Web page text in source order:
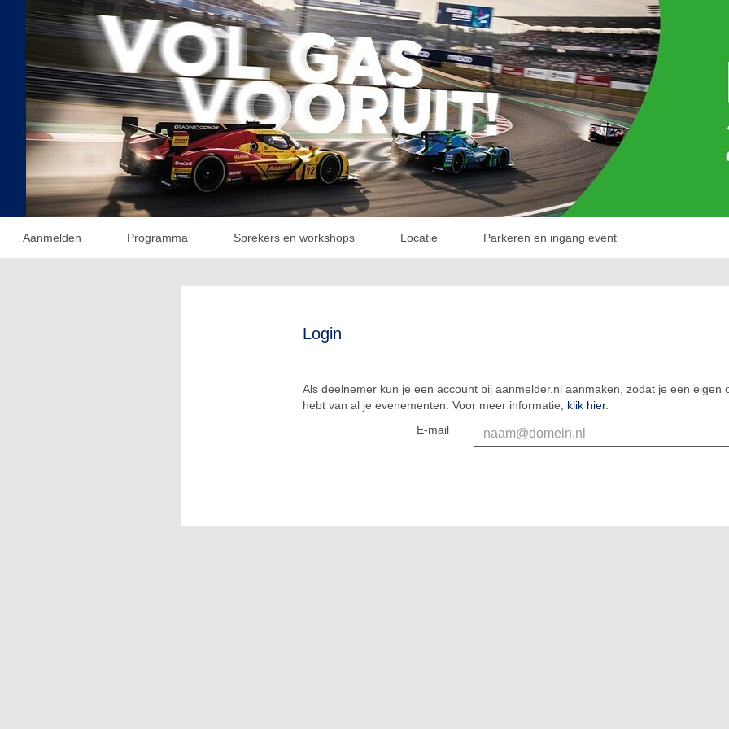
Aanmelden Programma Sprekers en workshops Locatie Parkeren en ingang event
Login
Als deelnemer kun je een account bij aanmelder.nl aanmaken, zodat je een eigen
hebt van al je evenementen. Voor meer informatie, klik hier.
E-mail